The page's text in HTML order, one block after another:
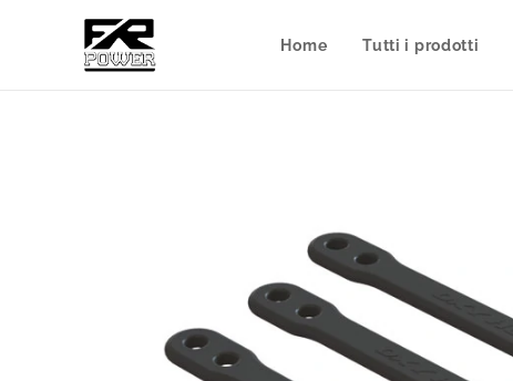
Home Tutti i prodotti